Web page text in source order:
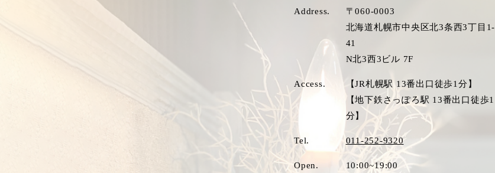
Address.
〒060-0003
北海道札幌市中央区北3条西3丁目1-
41
N北3西3ビル 7F
Access.
【JR札幌駅 13番出口徒歩1分】
【地下鉄さっぽろ駅 13番出口徒歩1
分】
Tel. 011-252-9320
Open. 10:00~19:00